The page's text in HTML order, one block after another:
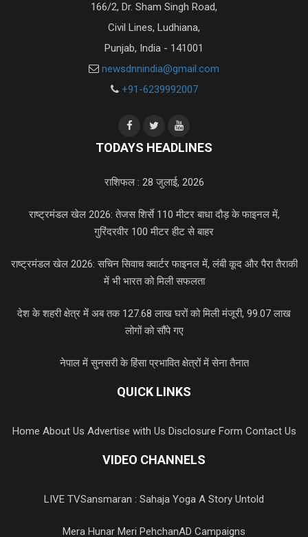
166/2, Dr. Sham Singh Road,
Civil Lines, Ludhiana,
Punjab, India - 141001
newsdnnindia@gmail.com
+91-6239992007
TODAYS HEADLINES
राशिफल : 28 जुलाई, 2026
राष्ट्रमंडल खेल 2026: तेजस शिर्से 110 मीटर बाधा दौड़ के फाइनल में,
गुरिंदरवीर 100 मीटर हीट से बाहर
राष्ट्रमंडल खेल 2026: सचिन सिवाच क्वार्टर फाइनल में, लंबी कूद और पैरा तैराकी
में भी भारत को मिली सफलता
देश के शहरी क्षेत्र में अब तक 127.68 लाख घरों को मिली मंजूरी, 99.07 लाख
लोगों को सौंपे गए
नेपाल में सुनसरी के हिंसा प्रभावित क्षेत्रों में सेना तैनात
QUICK LINKS
Home About Us Advertise with Us Disclosure Form Contact Us
VIDEO CHANNELS
LIVE TVSansmaran : Sahaja Yoga A Story Untold
Mera Hunar Meri PehchanAD Campaigns